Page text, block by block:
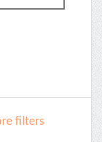
filters